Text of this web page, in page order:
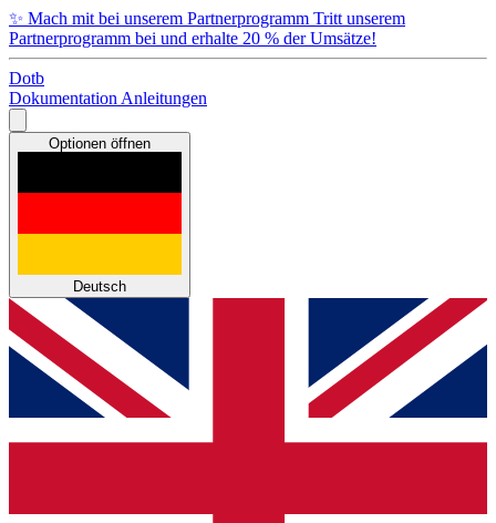
✨ Mach mit bei unserem Partnerprogramm Tritt unserem
Partnerprogramm bei und erhalte 20 % der Umsätze!
Dotb
Dokumentation Anleitungen
Optionen öffnen
Deutsch